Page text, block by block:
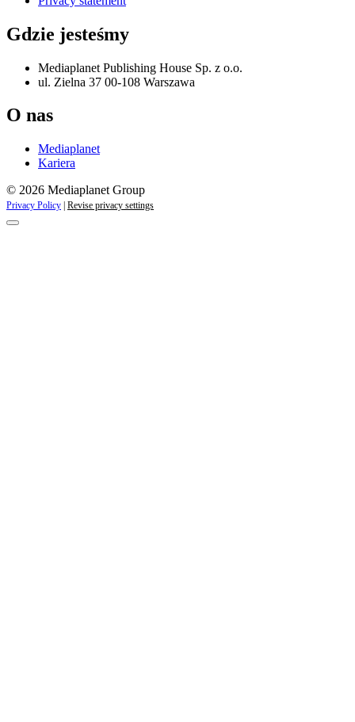
Gdzie jesteśmy
Mediaplanet Publishing House Sp. z o.o.
ul. Zielna 37 00-108 Warszawa
O nas
Mediaplanet
Kariera
© 2026 Mediaplanet Group
Privacy Policy Revise privacy settings